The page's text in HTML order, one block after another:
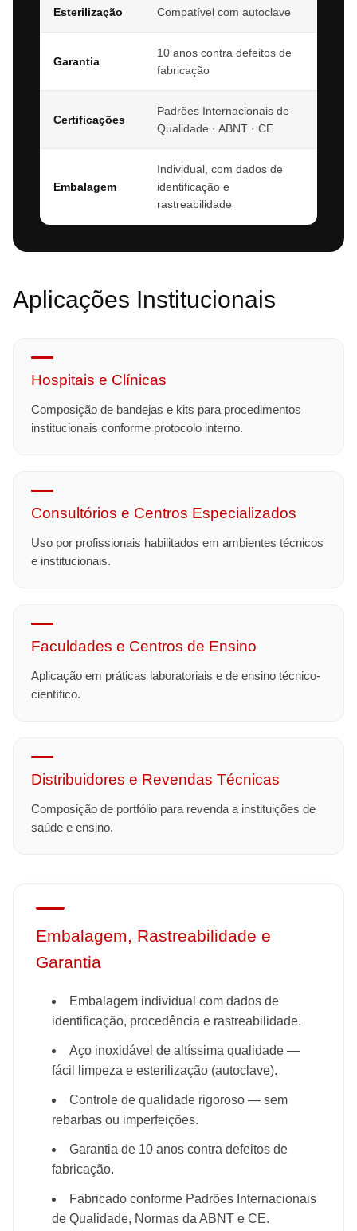
Esterilização Compatível com autoclave
Garantia
10 anos contra defeitos de
fabricação
Certificações
Padrões Internacionais de
Qualidade · ABNT · CE
Embalagem
Individual, com dados de
identificação e
rastreabilidade
Aplicações Institucionais
Hospitais e Clínicas
Composição de bandejas e kits para procedimentos
institucionais conforme protocolo interno.
Consultórios e Centros Especializados
Uso por profissionais habilitados em ambientes técnicos
e institucionais.
Faculdades e Centros de Ensino
Aplicação em práticas laboratoriais e de ensino técnico-
científico.
Distribuidores e Revendas Técnicas
Composição de portfólio para revenda a instituições de
saúde e ensino.
Embalagem, Rastreabilidade e
Garantia
Embalagem individual com dados de
identificação, procedência e rastreabilidade.
Aço inoxidável de altíssima qualidade —
fácil limpeza e esterilização (autoclave).
Controle de qualidade rigoroso — sem
rebarbas ou imperfeições.
Garantia de 10 anos contra defeitos de
fabricação.
Fabricado conforme Padrões Internacionais
de Qualidade, Normas da ABNT e CE.